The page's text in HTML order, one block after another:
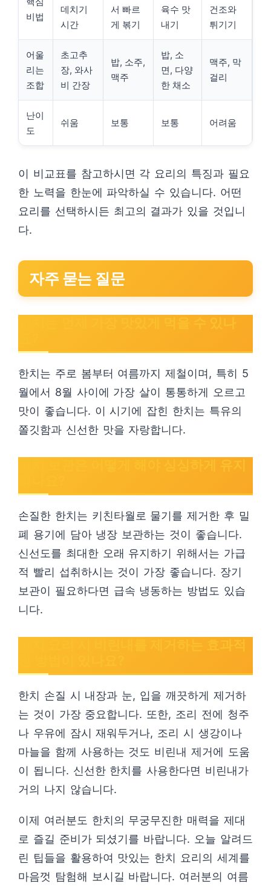
비법
데치기
시간
서 빠르
게 볶기
육수 맛
내기
건조와
튀기기
어울
리는
조합
초고추
장, 와사
비 간장
밥, 소주,
맥주
밥, 소
면, 다양
한 채소
맥주, 막
걸리
난이
도
쉬움 보통 보통 어려움
이 비교표를 참고하시면 각 요리의 특징과 필요
한 노력을 한눈에 파악하실 수 있습니다. 어떤
요리를 선택하시든 최고의 결과가 있을 것입니
다.
자주 묻는 질문
한치는 주로 봄부터 여름까지 제철이며, 특히 5
월에서 8월 사이에 가장 살이 통통하게 오르고
맛이 좋습니다. 이 시기에 잡힌 한치는 특유의
쫄깃함과 신선한 맛을 자랑합니다.
손질한 한치는 키친타월로 물기를 제거한 후 밀
폐 용기에 담아 냉장 보관하는 것이 좋습니다.
신선도를 최대한 오래 유지하기 위해서는 가급
적 빨리 섭취하시는 것이 가장 좋습니다. 장기
보관이 필요하다면 급속 냉동하는 방법도 있습
니다.
한치 손질 시 내장과 눈, 입을 깨끗하게 제거하
는 것이 가장 중요합니다. 또한, 조리 전에 청주
나 우유에 잠시 재워두거나, 조리 시 생강이나
마늘을 함께 사용하는 것도 비린내 제거에 도움
이 됩니다. 신선한 한치를 사용한다면 비린내가
거의 나지 않습니다.
이제 여러분도 한치의 무궁무진한 매력을 제대
로 즐길 준비가 되셨기를 바랍니다. 오늘 알려드
린 팁들을 활용하여 맛있는 한치 요리의 세계를
마음껏 탐험해 보시길 바랍니다. 여러분의 여름